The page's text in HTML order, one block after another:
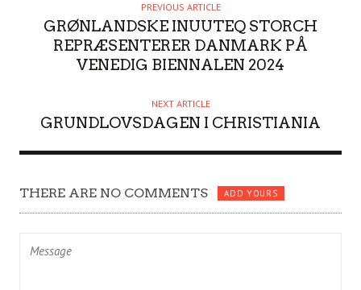
PREVIOUS ARTICLE
GRØNLANDSKE INUUTEQ STORCH
REPRÆSENTERER DANMARK PÅ
VENEDIG BIENNALEN 2024
NEXT ARTICLE
GRUNDLOVSDAGEN I CHRISTIANIA
THERE ARE NO COMMENTS ADD YOURS